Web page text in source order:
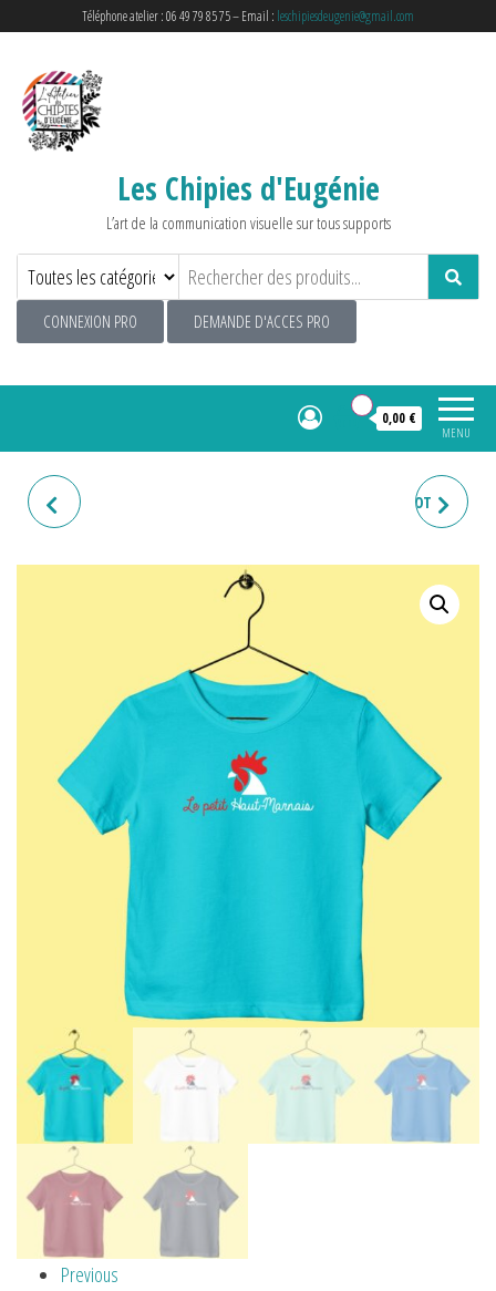
Téléphone atelier : 06 49 79 85 75 – Email : leschipiesdeugenie@gmail.com
Les Chipies d'Eugénie
L’art de la communication visuelle sur tous supports
CONNEXION PRO DEMANDE D'ACCES PRO
MENU
0,00 €
T-SHIRT ENFANT "LE P'TIOT
Previous